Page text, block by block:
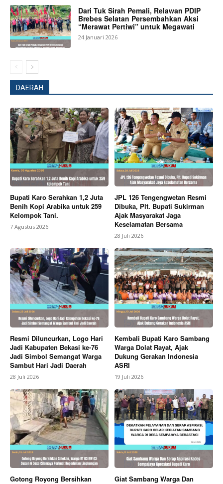
News Week
Magazine PRO
Dari Tuk Sirah Pemali, Relawan PDIP
Brebes Selatan Persembahkan Aksi
“Merawat Pertiwi” untuk Megawati
24 Januari 2026
DAERAH
Bupati Karo Serahkan 1,2 Juta
Benih Kopi Arabika untuk 259
Kelompok Tani.
7 Agustus 2026
JPL 126 Tengengwetan Resmi
Dibuka, Plt. Bupati Sukirman
Ajak Masyarakat Jaga
Keselamatan Bersama
28 Juli 2026
Resmi Diluncurkan, Logo Hari
Jadi Kabupaten Bekasi ke-76
Jadi Simbol Semangat Warga
Sambut Hari Jadi Daerah
28 Juli 2026
Kembali Bupati Karo Sambang
Warga Dolat Rayat, Ajak
Dukung Gerakan Indonesia
ASRI
19 Juli 2026
Gotong Royong Bersihkan
Giat Sambang Warga Dan